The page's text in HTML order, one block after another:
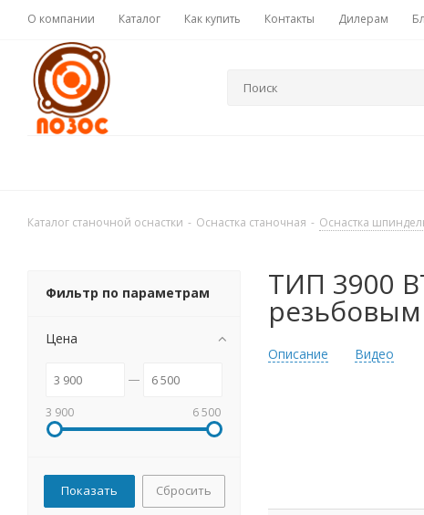
О компании Каталог Как купить Контакты Дилерам
Каталог станочной оснастки - Оснастка станочная - Оснастка
ТИП 3900
Описание Видео
Фильтр по параметрам
Цена
3 900 6 500
Сбросить